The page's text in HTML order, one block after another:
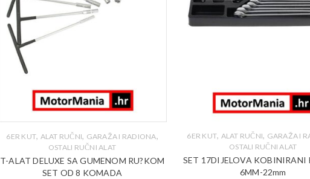
6ER KUT, ALAT RUČNI, GARAŽA I RADIONA,
OSTALI RUČNI ALAT
T-ALAT DELUXE SA GUMENOM RU?KOM
SET OD 8 KOMADA
6ER KUT, ALAT RUČNI, GARAŽA I
OSTALI RUČNI ALAT
SET 17DIJELOVA KOBINIRANI
6MM-22mm